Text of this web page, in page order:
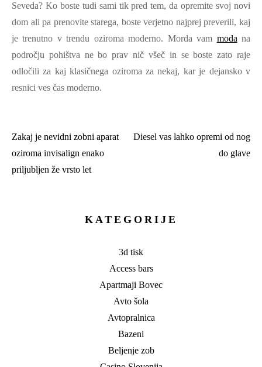
Seveda? Ko boste tudi sami tik pred tem, da opremite svoj novi
dom ali pa prenovite starega, boste verjetno najprej preverili, kaj
je trenutno v trendu oziroma moderno. Morda vam moda na
področju pohištva ne bo prav nič všeč in se boste zato raje
odločili za kaj klasičnega oziroma za nekaj, kar je dejansko v
resnici ves čas moderno.
Navigacija
prispevka
Zakaj je nevidni zobni aparat
oziroma invisalign enako
priljubljen že vrsto let
Diesel vas lahko opremi od nog
do glave
KATEGORIJE
3d tisk
Access bars
Apartmaji Bovec
Avto šola
Avtopralnica
Bazeni
Beljenje zob